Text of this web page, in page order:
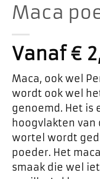
Maca
Vanaf€
Maca, ook wel
wordt ook wel
genoemd. Het is
hoogvlakten van
wortel wordt
poeder. Het
smaak die wel